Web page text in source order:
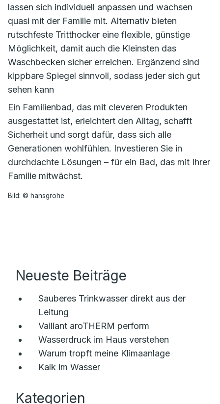
lassen sich individuell anpassen und wachsen
quasi mit der Familie mit. Alternativ bieten
rutschfeste Tritthocker eine flexible, günstige
Möglichkeit, damit auch die Kleinsten das
Waschbecken sicher erreichen. Ergänzend sind
kippbare Spiegel sinnvoll, sodass jeder sich gut
sehen kann
Ein Familienbad, das mit cleveren Produkten
ausgestattet ist, erleichtert den Alltag, schafft
Sicherheit und sorgt dafür, dass sich alle
Generationen wohlfühlen. Investieren Sie in
durchdachte Lösungen – für ein Bad, das mit Ihrer
Familie mitwächst.
Bild: © hansgrohe
Neueste Beiträge
Sauberes Trinkwasser direkt aus der
Leitung
Vaillant aroTHERM perform
Wasserdruck im Haus verstehen
Warum tropft meine Klimaanlage
Kalk im Wasser
Kategorien